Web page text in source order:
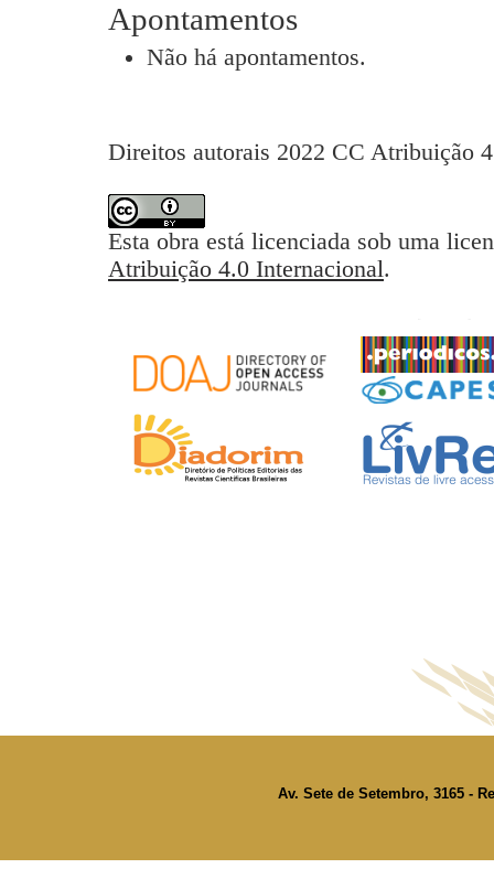
Apontamentos
Não há apontamentos.
Direitos autorais 2022 CC Atribuição
Esta obra está licenciada sob uma
Atribuição 4.0 Internacional.
Av. Sete de Setembro, 3165 -